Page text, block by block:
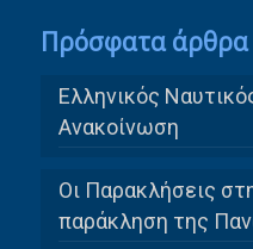
Πρόσφατα άρθρα
Ελληνικός
Ανακοίνωση
Οι Παρακλήσεις
παράκληση της